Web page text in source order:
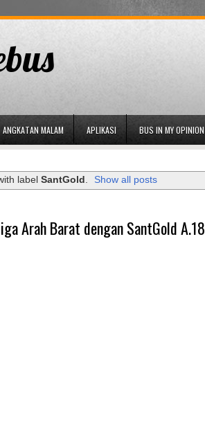
ANGKATAN MALAM APLIKASI BUS IN MY OPINION
label SantGold. Show all posts
Arah Barat dengan SantGold A.18